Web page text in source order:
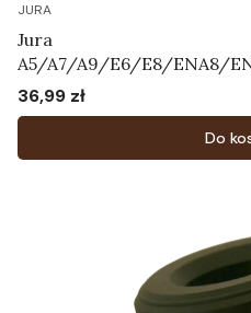
JURA
Jura
A5/A7/A9/E6/E8/ENA8/
napowietrzacz "grzybek"
Cena
36,99 zł
Do